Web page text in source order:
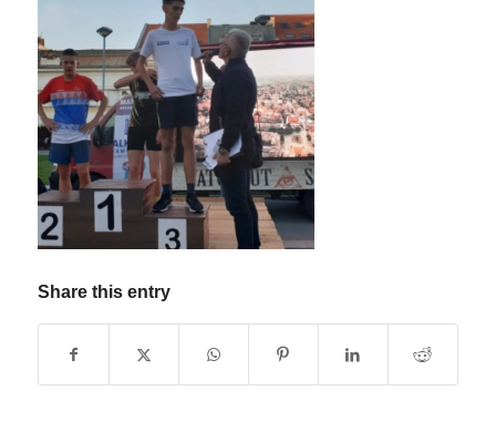
Share this entry